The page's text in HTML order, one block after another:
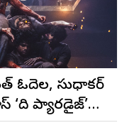
ఓదెల, సుధాకర్
‘ది ప్యారడైజ్’
యాక్షన్ బ్లడ్ బాత్